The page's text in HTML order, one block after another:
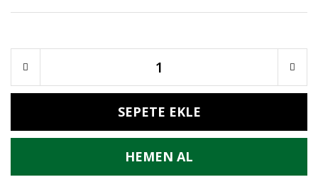
SEPETE EKLE
HEMEN AL